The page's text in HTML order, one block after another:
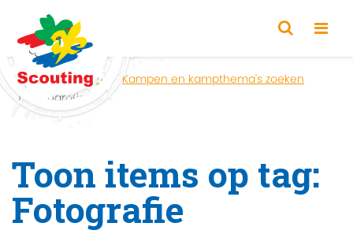
Home Zoeken
Kampen en kampthema's zoeken
Fotografie
Toon items op tag:
Fotografie